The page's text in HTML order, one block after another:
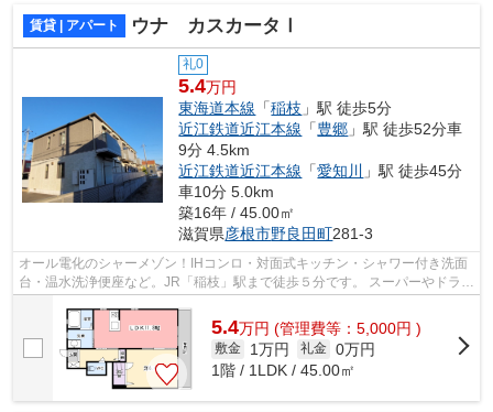
賃貸 | アパート ウナ カスカータⅠ
礼0
5.4万円
東海道本線 「稲枝 」駅 徒歩5分
近江鉄道近江本線 「豊郷 」駅 徒歩52分車
9分 4.5km
近江鉄道近江本線 「愛知川
」駅 徒歩45分
車10分 5.0km
築16年 / 45.00㎡
滋賀県彦根市野良田町281-3
オール電化のシャーメゾン！IHコンロ・対面式キッチン・シャワー付き洗面
台・温水洗浄便座など。JR「稲枝」駅まで徒歩５分です。 スーパーやドラッ
5.4万円 (管理費等：5,000円 )
敷金 1万円 礼金 0万円
1階 / 1LDK / 45.00㎡